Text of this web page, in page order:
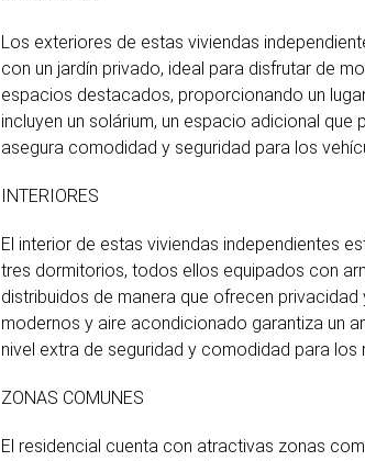
Los exteriores de estas viviendas
con un jardín privado, ideal para disfrutar de
espacios destacados, proporcionando un
incluyen un solárium, un espacio adicional
asegura comodidad y seguridad para los
INTERIORES
El interior de estas viviendas independientes
tres dormitorios, todos ellos equipados con
distribuidos de manera que ofrecen
modernos y aire acondicionado garantiza un
nivel extra de seguridad y comodidad para los
ZONAS COMUNES
El residencial cuenta con atractivas zonas